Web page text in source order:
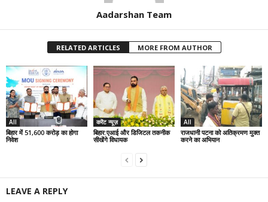
Aadarshan Team
RELATED ARTICLES MORE FROM AUTHOR
All
बिहार में 51,600 करोड़ का होगा
निवेश
करेंट न्यूज़
बिहार:एआई और डिजिटल तकनीक
सीखेंगे विधायक
All
राजधानी पटना को अतिक्रमण मुक्त
करने का अभियान
LEAVE A REPLY